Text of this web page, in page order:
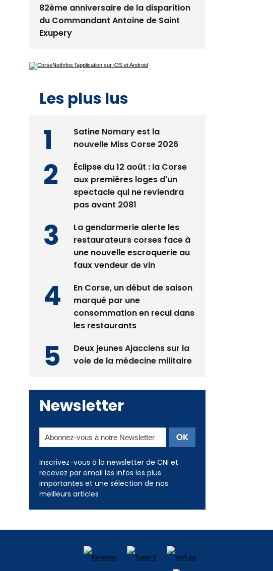
82ème anniversaire de la disparition
du Commandant Antoine de Saint
Exupery
Les plus lus
Satine Nomary est la
nouvelle Miss Corse 2026
Éclipse du 12 août : la Corse
aux premières loges d'un
spectacle qui ne reviendra
pas avant 2081
La gendarmerie alerte les
restaurateurs corses face à
une nouvelle escroquerie au
faux vendeur de vin
En Corse, un début de saison
marqué par une
consommation en recul dans
les restaurants
Deux jeunes Ajacciens sur la
voie de la médecine militaire
Newsletter
Inscrivez-vous à la newsletter de CNI et
recevez par email les infos les plus
importantes et une sélection de nos
meilleurs articles